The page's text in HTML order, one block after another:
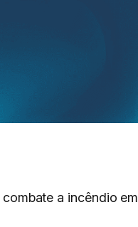
a incêndio em